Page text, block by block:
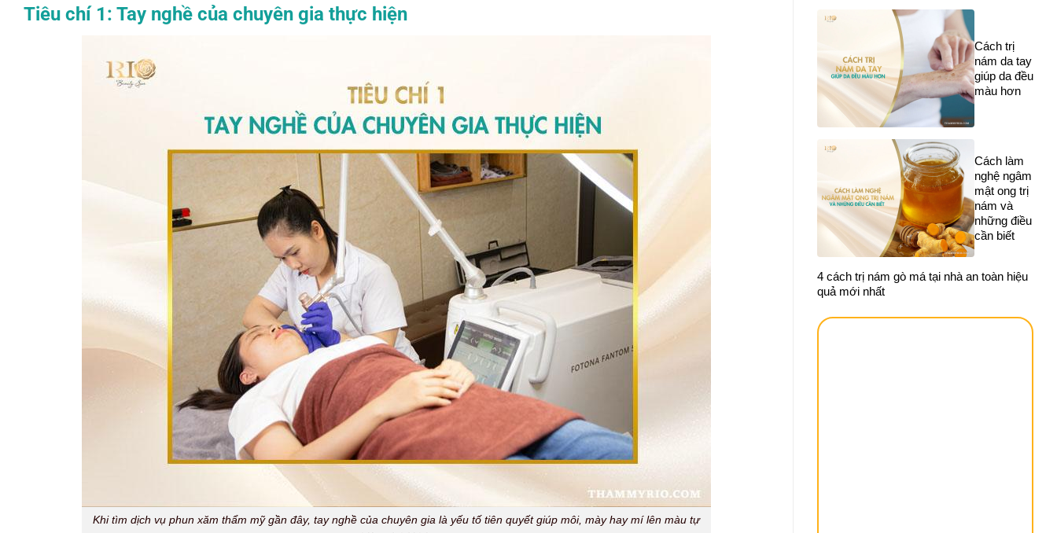
Tiêu chí 1: Tay nghề của chuyên gia thực hiện
Khi tìm dịch vụ phun xăm thẩm mỹ gần đây, tay nghề của chuyên gia là yếu tố tiên quyết giúp môi, mày hay mí lên màu tự
Cách trị
nám da tay
giúp da đều
màu hơn
Cách làm
nghệ ngâm
mật ong trị
nám và
những điều
cần biết
4 cách trị nám gò má tại nhà an toàn hiệu
quả mới nhất